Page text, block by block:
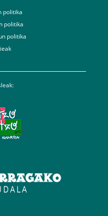
politika
politika
politika